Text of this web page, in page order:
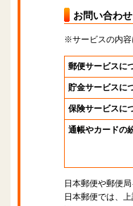
お問い合わせ
※サービスの内容
郵便サービスに
貯金サービスに
保険サービスに
通帳やカードの
日本郵便や郵便
日本郵便では、